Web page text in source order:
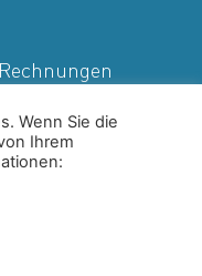
Wenn Sie die
Ihrem